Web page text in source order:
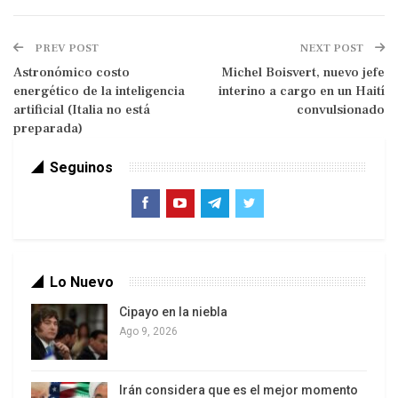
pretendía que con el anuncio de una reunión con
los gobernadores el 25 de mayo para limar las
crecientes asperezas (a lo que llamó “el pacto de
Mayo”), calmaría las aguas al menos dentro de
PREV POST
Astronómico costo
energético de la inteligencia
artificial (Italia no está
preparada)
NEXT POST
Michel Boisvert, nuevo jefe
interino a cargo en un Haití
convulsionado
Seguinos
Lo Nuevo
Cipayo en la niebla
Ago 9, 2026
Irán considera que es el mejor momento